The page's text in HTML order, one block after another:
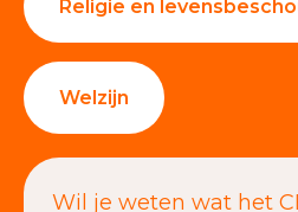
Religie en
Welzijn
Wil je weten wat het